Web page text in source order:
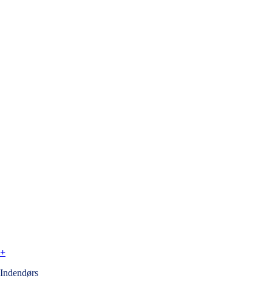
+
Indendørs